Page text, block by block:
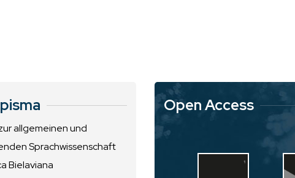
allgemeinen und
Sprachwissenschaft
Bielaviana
Open Access